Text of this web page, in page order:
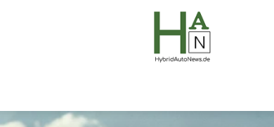
Hybridautonews.de